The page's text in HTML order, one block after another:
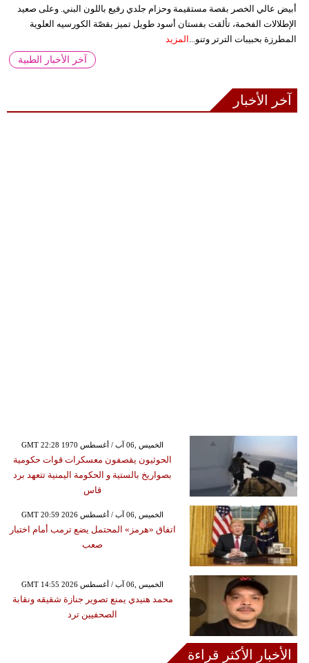
أبيض عالي الخصر بقصة مستقيمة وحزام جلدي رفيع باللون البني. وعلى صعيد
الإطلالات الفخمة، تألقت بفستان أسود طويل تميز بقصّة الكورسيه العلوية
المطرزة بحبيبات الترتر وتنو... المزيد
آخر الأخبار الطبية
آخر الأخبار
GMT 22:28 1970 الخميس ,06 آب / أغسطس
الحوثيون يقصفون معسكرات قوات حكومية
بصواريخ بالستية و الحكومة اليمنية تتعهد برد
قاس
GMT 20:59 2026 الخميس ,06 آب / أغسطس
اتفاق «هرمز» المحتمل يضع ترمب أمام اختبار
صعب
GMT 14:55 2026 الخميس ,06 آب / أغسطس
محمد هنيدي يمنع تصوير جنازة شقيقه ونقابة
الصحفيين ترد
الأخبار الأكثر قراءة